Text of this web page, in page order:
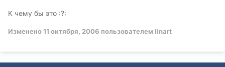
К чему бы это :?:
Изменено11 октября, 2006 пользователем linart